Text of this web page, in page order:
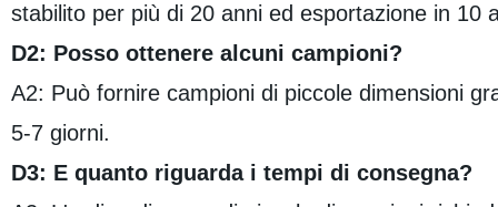
stabilito per più di 20 anni ed esportazione in 10
D2: Posso ottenere alcuni campioni?
A2: Può fornire campioni di piccole dimensioni
5-7 giorni.
D3: E quanto riguarda i tempi di consegna?